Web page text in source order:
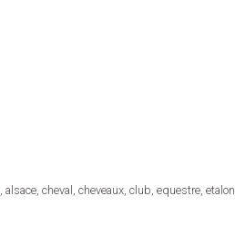
,alsace,cheval ,cheveaux,club,equestre,etalon